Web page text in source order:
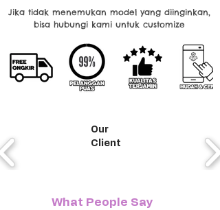
Jika tidak menemukan model yang diinginkan,
bisa hubungi kami untuk customize
Our
Client
What People Say